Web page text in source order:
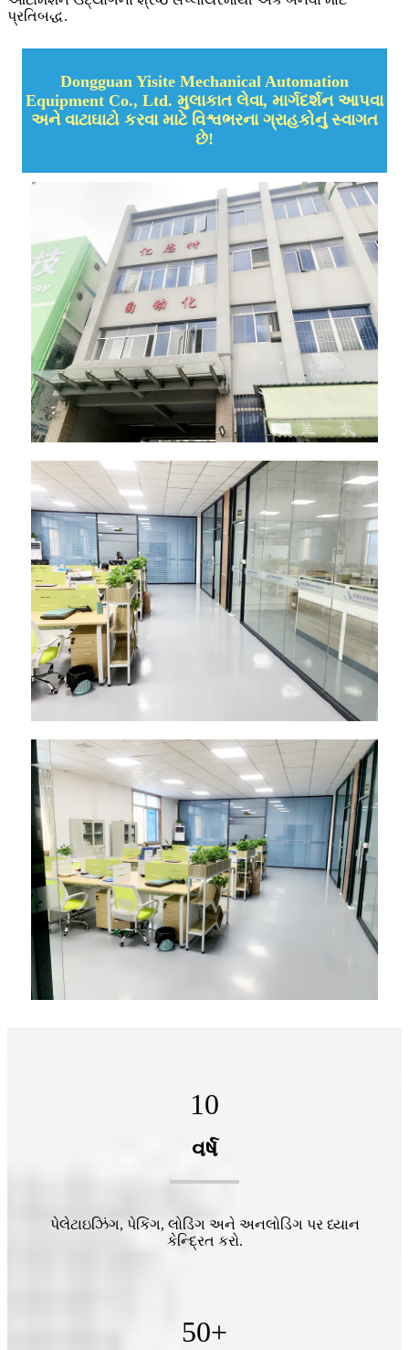
પ્રતિબદ્ધ.
Dongguan Yisite Mechanical Automation
Equipment Co., Ltd. મુલાકાત લેવા, માર્ગદર્શન આપવા
અને વાટાઘાટો કરવા માટે વિશ્વભરના ગ્રાહકોનું સ્વાગત
છે!
10
વર્ષ
પેલેટાઇઝિંગ, પેકિંગ, લોડિંગ અને અનલોડિંગ પર ધ્યાન
કેન્દ્રિત કરો.
50+